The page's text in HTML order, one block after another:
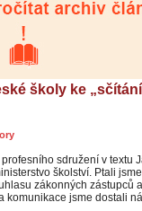
školy ke
sdružení v textu
školství. Ptali
zákonných zástupců
komunikace jsme dostali